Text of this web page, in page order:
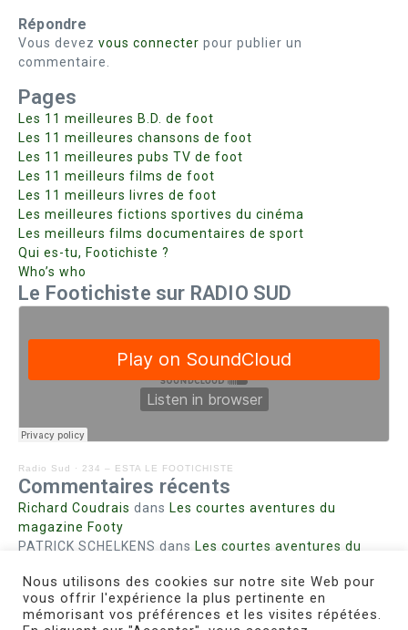
Répondre
Vous devez vous connecter pour publier un
commentaire.
Pages
Les 11 meilleures B.D. de foot
Les 11 meilleures chansons de foot
Les 11 meilleures pubs TV de foot
Les 11 meilleurs films de foot
Les 11 meilleurs livres de foot
Les meilleures fictions sportives du cinéma
Les meilleurs films documentaires de sport
Qui es-tu, Footichiste ?
Who’s who
Le Footichiste sur RADIO SUD
Radio Sud · 234 – ESTA LE FOOTICHISTE
Commentaires récents
Richard Coudrais dans Les courtes aventures du
magazine Footy
PATRICK SCHELKENS dans Les courtes aventures du
Bohn fabiennedans Intrigues sanglantes à Mulhouse
Steph. RUTA dansLust for Nice
MIRMANDdansPieds agiles et champignons
Nous utilisons des cookies sur notre site Web pour
vous offrir l'expérience la plus pertinente en
mémorisant vos préférences et les visites répétées.